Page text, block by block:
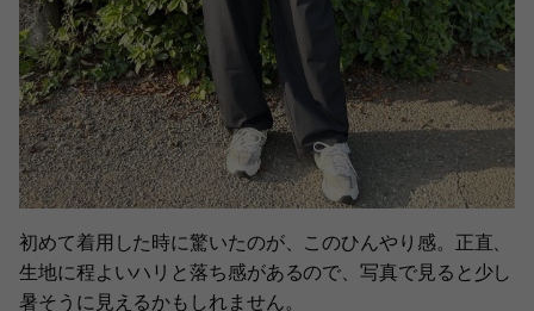
初めて着用した時に驚いたのが、このひんやり感。正直、
生地に程よいハリと落ち感があるので、写真で見ると少し
暑そうに見えるかもしれません。